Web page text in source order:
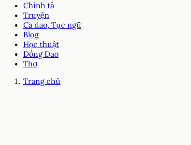
Chính tả
Truyện
Ca dao, Tục ngữ
Blog
Học thuật
Đồng Dao
Thơ
Trang chủ